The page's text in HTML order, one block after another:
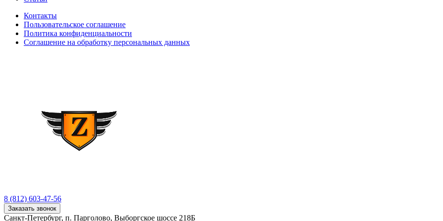
Контакты
Пользовательское соглашение
Политика конфиденциальности
Соглашение на обработку персональных данных
8 (812) 603-47-56
Заказать звонок
Санкт-Петербург, п. Парголово, Выборгское шоссе 218Б